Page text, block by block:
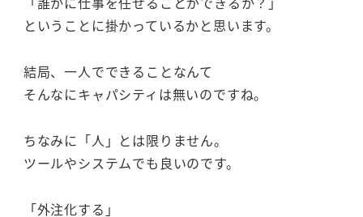
ということに掛かっているかと思います。
結局、一人でできることなんて
そんなにキャパシティは無いのですね。
ちなみに「人」とは限りません。
ツールやシステムでも良いのです。
「外注化する」